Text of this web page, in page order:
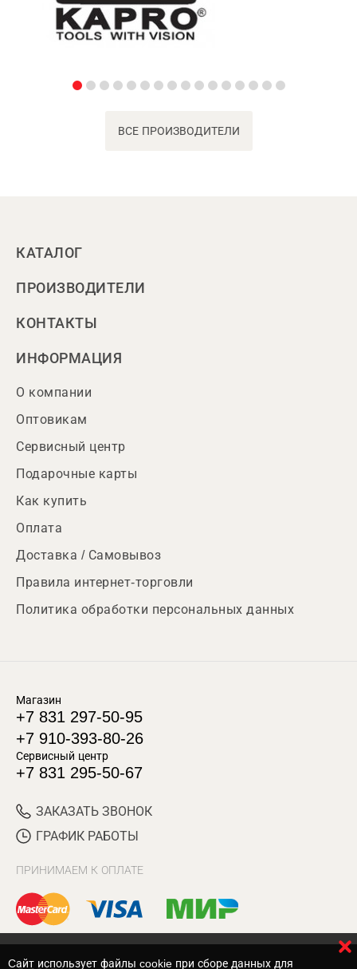
ВСЕ ПРОИЗВОДИТЕЛИ
КАТАЛОГ
ПРОИЗВОДИТЕЛИ
КОНТАКТЫ
ИНФОРМАЦИЯ
О компании
Оптовикам
Сервисный центр
Подарочные карты
Как купить
Оплата
Доставка / Самовывоз
Правила интернет-торговли
Политика обработки персональных данных
Магазин
+7 831 297-50-95
+7 910-393-80-26
Сервисный центр
+7 831 295-50-67
ЗАКАЗАТЬ ЗВОНОК
ГРАФИК РАБОТЫ
ПРИНИМАЕМ К ОПЛАТЕ
Cайт использует файлы cookie при сборе данных для